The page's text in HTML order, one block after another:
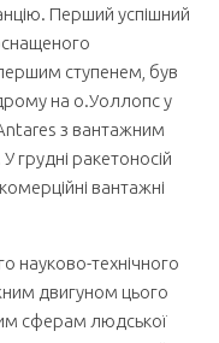
Перший успішний
ступенем, був
на о.Уоллопс у
Antares з вантажним
ракетоносій
вантажні
науково-технічного
двигуном цього
сферам людської